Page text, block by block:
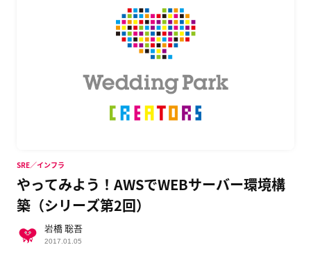
やってみよう！AWSでWEBサーバー環境構
築（シリーズ第2回）
SRE／インフラ
岩橋 聡吾
2017.01.05